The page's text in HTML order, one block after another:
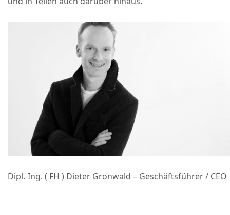
Dipl.-Ing. ( FH ) Dieter Gronwald – Geschäftsführer / CEO